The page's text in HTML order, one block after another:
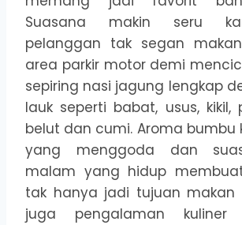
Suasana makin seru
pelanggan tak segan
area parkir motor demi
sepiring nasi jagung lengkap
lauk seperti babat, usus, kikil,
belut dan cumi. Aroma bumbu
yang menggoda dan
malam yang hidup
tak hanya jadi tujuan makan
juga pengalaman